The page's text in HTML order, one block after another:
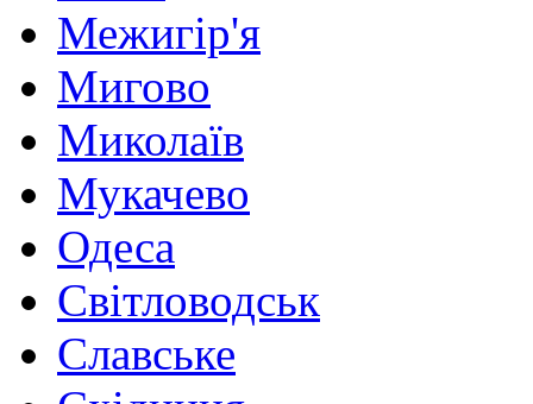
Межигір'я
Мигово
Миколаїв
Мукачево
Одеса
Світловодськ
Славське